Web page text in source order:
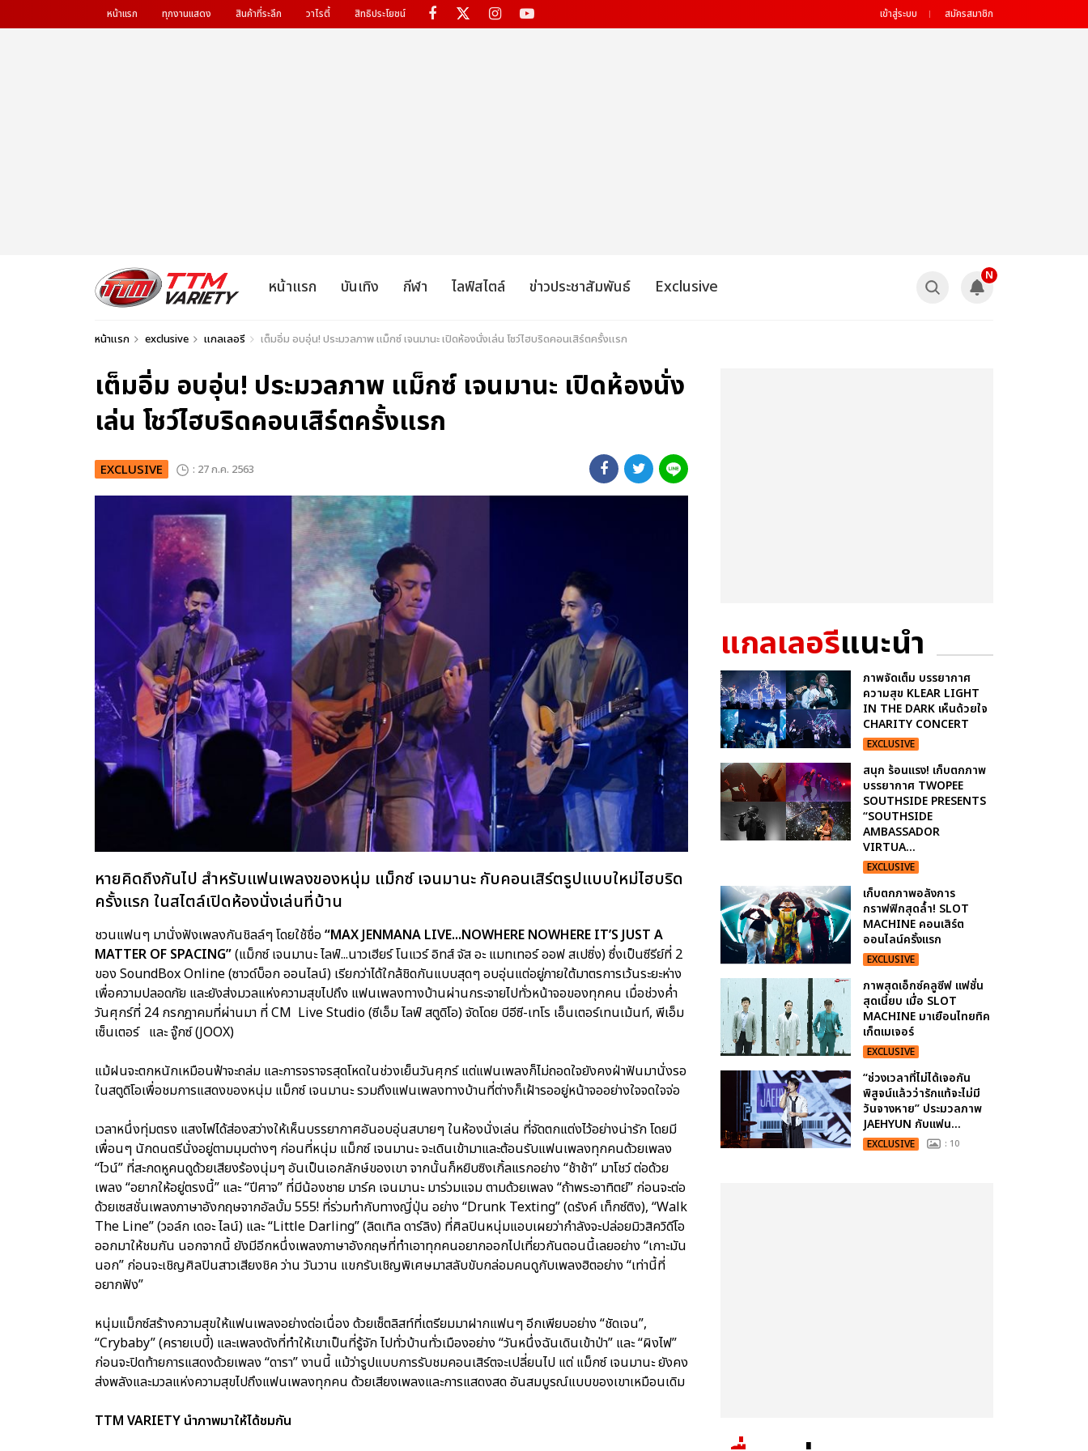
หน้าแรก ทุกงานแสดง สินค้าที่ระลึก วาไรตี้ สิทธิประโยชน์ เข้าสู่ระบบ สมัครสมาชิก
หน้าแรก บันเทิง กีฬา ไลฟ์สไตล์ ข่าวประชาสัมพันธ์ Exclusive
N
หน้าแรก exclusive แกลเลอรี เต็มอิ่ม อบอุ่น! ประมวลภาพ แม็กซ์ เจนมานะ เปิดห้องนั่งเล่น โชว์ไฮบริดคอนเสิร์ตครั้งแรก
เต็มอิ่ม อบอุ่น! ประมวลภาพ แม็กซ์ เจนมานะ เปิดห้องนั่ง
เล่น โชว์ไฮบริดคอนเสิร์ตครั้งแรก
EXCLUSIVE : 27 ก.ค. 2563
หายคิดถึงกันไป สำหรับแฟนเพลงของหนุ่ม แม็กซ์ เจนมานะ กับคอนเสิร์ตรูปแบบใหม่ไฮบริด
ครั้งแรก ในสไตล์เปิดห้องนั่งเล่นที่บ้าน
ชวนแฟนๆ มานั่งฟังเพลงกันชิลล์ๆ โดยใช้ชื่อ “MAX JENMANA LIVE...NOWHERE NOWHERE IT’S JUST A
MATTER OF SPACING”(แม็กซ์ เจนมานะ ไลฟ์...นาวเฮียร์ โนแวร์ อิทส์ จัส อะ แมทเทอร์ ออฟ สเปซิ่ง) ซึ่งเป็นซีรีย์ที่ 2
ของ SoundBox Online (ซาวด์บ็อก ออนไลน์) เรียกว่าได้ใกล้ชิดกันแบบสุดๆ อบอุ่นแต่อยู่ภายใต้มาตรการเว้นระยะห่าง
เพื่อความปลอดภัย และยังส่งมวลแห่งความสุขไปถึง แฟนเพลงทางบ้านผ่านกระจายไปทั่วหน้าจอของทุกคน เมื่อช่วงค่ำ
วันศุกร์ที่ 24 กรกฎาคมที่ผ่านมา ที่ CM Live Studio (ซีเอ็ม ไลฟ์ สตูดิโอ) จัดโดย บีอีซี-เทโร เอ็นเตอร์เทนเม้นท์, พีเอ็ม
เซ็นเตอร์ และ จู๊กซ์ (JOOX)
แม้ฝนจะตกหนักเหมือนฟ้าจะถล่ม และการจราจรสุดโหดในช่วงเย็นวันศุกร์ แต่แฟนเพลงก็ไม่ถอดใจยังคงฝ่าฟันมานั่งรอ
ในสตูดิโอเพื่อชมการแสดงของหนุ่ม แม็กซ์ เจนมานะ รวมถึงแฟนเพลงทางบ้านที่ต่างก็เฝ้ารออยู่หน้าจออย่างใจจดใจจ่อ
เวลาหนึ่งทุ่มตรง แสงไฟได้ส่องสว่างให้เห็นบรรยากาศอันอบอุ่นสบายๆ ในห้องนั่งเล่น ที่จัดตกแต่งไว้อย่างน่ารัก โดยมี
เพื่อนๆ นักดนตรีนั่งอยู่ตามมุมต่างๆ ก่อนที่หนุ่ม แม็กซ์ เจนมานะ จะเดินเข้ามาและต้อนรับแฟนเพลงทุกคนด้วยเพลง
“ไวน์” ที่สะกดหูคนดูด้วยเสียงร้องนุ่มๆ อันเป็นเอกลักษ์ของเขา จากนั้นก็หยิบซิงเกิ้ลแรกอย่าง “ช้าช้า” มาโชว์ ต่อด้วย
เพลง “อยากให้อยู่ตรงนี้” และ “ปีศาจ” ที่มีน้องชาย มาร์ค เจนมานะ มาร่วมแจม ตามด้วยเพลง “ถ้าพระอาทิตย์” ก่อนจะต่อ
ด้วยเซสชั่นเพลงภาษาอังกฤษจากอัลบั้ม 555! ที่ร่วมทำกับทางญี่ปุ่น อย่าง “Drunk Texting” (ดรังค์ เท็กซ์ติง), “Walk
The Line” (วอล์ก เดอะ ไลน์) และ “Little Darling” (ลิตเทิล ดาร์ลิง) ที่ศิลปินหนุ่มแอบเผยว่ากำลังจะปล่อยมิวสิควิดีโอ
ออกมาให้ชมกัน นอกจากนี้ ยังมีอีกหนึ่งเพลงภาษาอังกฤษที่ทำเอาทุกคนอยากออกไปเที่ยวกันตอนนี้เลยอย่าง “เกาะมัน
นอก” ก่อนจะเชิญศิลปินสาวเสียงชิค ว่าน วันวาน แขกรับเชิญพิเศษมาสลับขับกล่อมคนดูกับเพลงฮิตอย่าง “เท่านี้ที่
อยากฟัง”
หนุ่มแม็กซ์สร้างความสุขให้แฟนเพลงอย่างต่อเนื่อง ด้วยเซ็ตลิสท์ที่เตรียมมาฝากแฟนๆ อีกเพียบอย่าง “ชัดเจน”,
“Crybaby” (ครายเบบี้) และเพลงดังที่ทำให้เขาเป็นที่รู้จัก ไปทั่วบ้านทั่วเมืองอย่าง “วันหนึ่งฉันเดินเข้าป่า” และ “ผิงไฟ”
ก่อนจะปิดท้ายการแสดงด้วยเพลง “ดารา” งานนี้ แม้ว่ารูปแบบการรับชมคอนเสิร์ตจะเปลี่ยนไป แต่ แม็กซ์ เจนมานะ ยังคง
ส่งพลังและมวลแห่งความสุขไปถึงแฟนเพลงทุกคน ด้วยเสียงเพลงและการแสดงสด อันสมบูรณ์แบบของเขาเหมือนเดิม
TTM VARIETY นำภาพมาให้ได้ชมกัน
แกลเลอรีแนะนำ
ภาพจัดเต็ม บรรยากาศ
ความสุข KLEAR LIGHT
IN THE DARK เห็นด้วยใจ
CHARITY CONCERT
EXCLUSIVE
สนุก ร้อนแรง! เก็บตกภาพ
บรรยากาศ TWOPEE
SOUTHSIDE PRESENTS
“SOUTHSIDE
AMBASSADOR
VIRTUA...
EXCLUSIVE
เก็บตกภาพอลังการ
กราฟฟิกสุดล้ำ! SLOT
MACHINE คอนเสิร์ต
ออนไลน์ครั้งแรก
EXCLUSIVE
ภาพสุดเอ็กซ์คลูซีฟ แฟชั่น
สุดเนี้ยบ เมื่อ SLOT
MACHINE มาเยือนไทยทิค
เก็ตเมเจอร์
EXCLUSIVE
“ช่วงเวลาที่ไม่ได้เจอกัน
พิสูจน์แล้วว่ารักแท้จะไม่มี
วันจางหาย” ประมวลภาพ
JAEHYUN กับแฟน...
EXCLUSIVE : 10